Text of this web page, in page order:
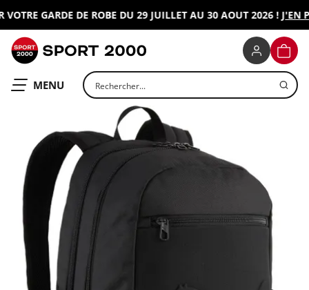
GARDE DE ROBE DU 29 JUILLET AU 30 AOUT 2026 ! J'EN
OUVRIR LE
MENU Rechercher un produit